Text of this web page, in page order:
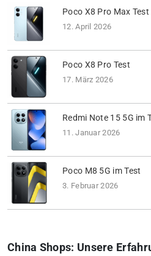
Poco X8 Pro Max Test
12. April 2026
Poco X8 Pro Test
17. März 2026
Redmi Note 15 5G im
11. Januar 2026
Poco M8 5G im Test
3. Februar 2026
China Shops: Unsere